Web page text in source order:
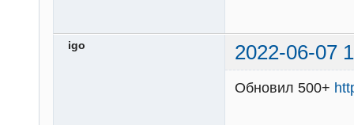
igo 2022-06-07
Обновил 500+